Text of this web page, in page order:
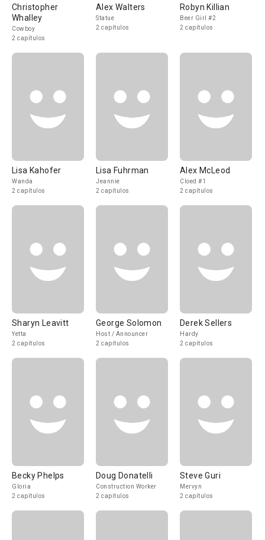
Christopher
Whalley
Cowboy
2 capítulos
Alex Walters
Statue
2 capítulos
Robyn Killian
Beer Girl #2
2 capítulos
Lisa Kahofer
Wanda
2 capítulos
Lisa Fuhrman
Jeannie
2 capítulos
Alex McLeod
Cloed #1
2 capítulos
Sharyn Leavitt
Yetta
2 capítulos
George Solomon
Host / Announcer
2 capítulos
Derek Sellers
Hardy
2 capítulos
Becky Phelps
Gloria
2 capítulos
Doug Donatelli
Construction Worker
2 capítulos
Steve Guri
Mervyn
2 capítulos